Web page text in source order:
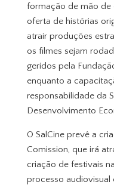
formação de mão de
oferta de histórias
atrair produções
os filmes sejam
geridos pela
enquanto a
responsabilidade da
Desenvolvimento
O SalCine prevê a
Comission, que irá
criação de festivais
processo audiovisual